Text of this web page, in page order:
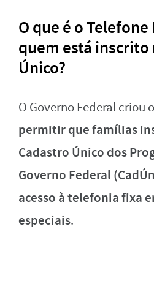
O que é o
quem está inscrito
Único?
O Governo Federal criou
permitir que famílias
Cadastro Único dos
Governo Federal
acesso à telefonia fixa
especiais.